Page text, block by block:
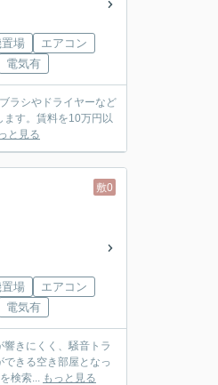
場
エアコン
電気有
ラシやドライヤーなど
ます。賃料を10万円以
と見る
敷0
場
エアコン
電気有
きにくく、騒音トラ
きる空き部屋となっ
検索... もっと見る